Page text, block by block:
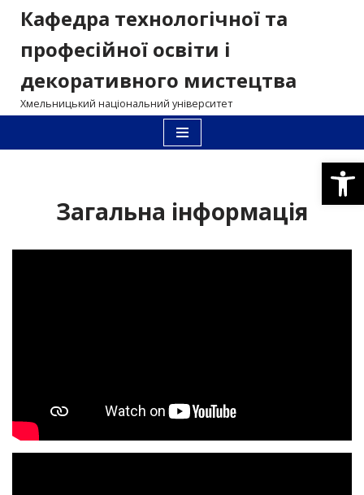
Перейти
вмісту
Кафедра технологічної та
професійної освіти і
декоративного мистецтва
Хмельницький національний університет
Загальна інформація